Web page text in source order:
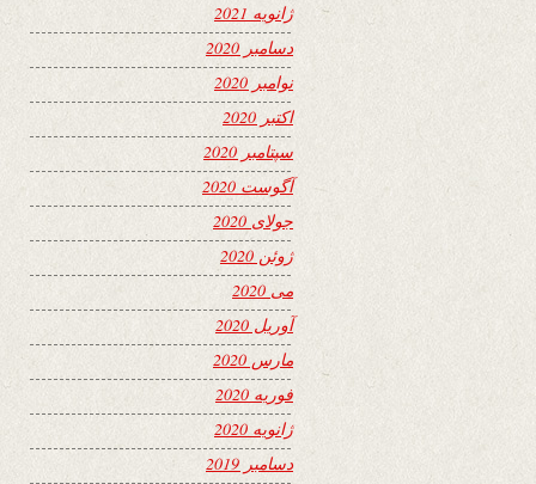
ژانویه 2021
دسامبر 2020
نوامبر 2020
اکتبر 2020
سپتامبر 2020
آگوست 2020
جولای 2020
ژوئن 2020
می 2020
آوریل 2020
مارس 2020
فوریه 2020
ژانویه 2020
دسامبر 2019